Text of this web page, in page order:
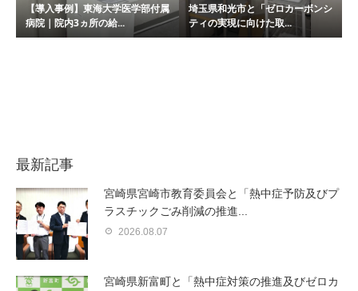
【導入事例】東海大学医学部付属
病院｜院内3ヵ所の給...
埼玉県和光市と「ゼロカーボンシ
ティの実現に向けた取...
最新記事
宮崎県宮崎市教育委員会と「熱中症予防及びプ
ラスチックごみ削減の推進...
2026.08.07
宮崎県新富町と「熱中症対策の推進及びゼロカ